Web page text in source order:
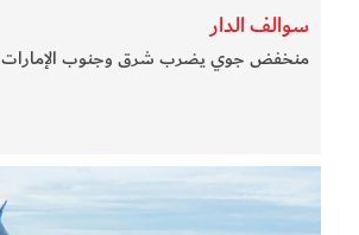
سوالف الدار
منخفض جوي يضرب شرق وجنوب الإمارات